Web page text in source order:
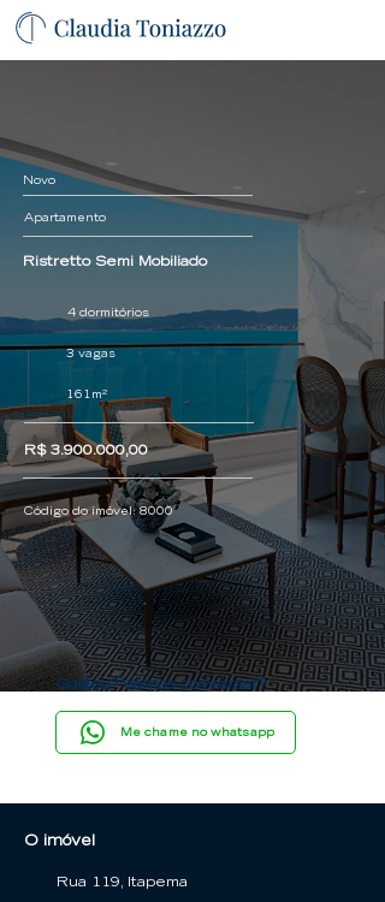
Novo
Apartamento
Ristretto Semi Mobiliado
4 dormitórios
3 vagas
161m²
R$3.900.000,00
Código do imóvel: 8000
Gostou? Vamos conversar?
Me chame no whatsapp
O imóvel
Rua 119, Itapema